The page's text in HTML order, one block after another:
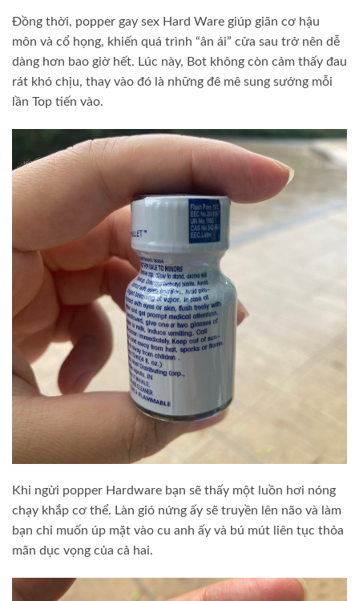
Đồng thời, popper gay sex Hard Ware giúp giãn cơ hậu
môn và cổ họng, khiến quá trình “ân ái” cửa sau trở nên dễ
dàng hơn bao giờ hết. Lúc này, Bot không còn cảm thấy đau
rát khó chịu, thay vào đó là những đê mê sung sướng mỗi
lần Top tiến vào.
Khi ngửi popper Hardware bạn sẽ thấy một luồn hơi nóng
chạy khắp cơ thể. Làn gió nứng ấy sẽ truyền lên não và làm
bạn chỉ muốn úp mặt vào cu anh ấy và bú mút liên tục thỏa
mãn dục vọng của cả hai.